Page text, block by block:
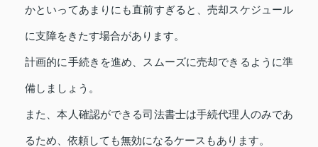
かといってあまりにも直前すぎると、売却スケジュール
に支障をきたす場合があります。
計画的に手続きを進め、スムーズに売却できるように準
備しましょう。
また、本人確認ができる司法書士は手続代理人のみであ
るため、依頼しても無効になるケースもあります。